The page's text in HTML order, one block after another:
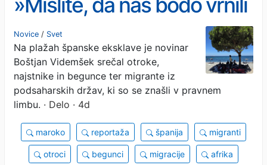
v Maroko?«
Novice / Svet
Na plažah španske eksklave je novinar
Boštjan Videmšek srečal otroke,
najstnike in begunce ter migrante iz
podsaharskih držav, ki so se znašli v pravnem
limbu. · Delo · 4d
maroko reportaža španija migranti
otroci begunci migracije afrika